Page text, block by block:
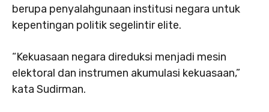
berupa penyalahgunaan institusi negara untuk
kepentingan politik segelintir elite.
“Kekuasaan negara direduksi menjadi mesin
elektoral dan instrumen akumulasi kekuasaan,”
kata Sudirman.